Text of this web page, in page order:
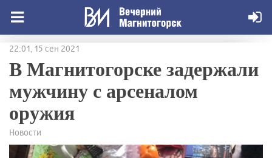
22:01, 15 сен 2021
В Магнитогорске задержали
мужчину с арсеналом
оружия
Новости